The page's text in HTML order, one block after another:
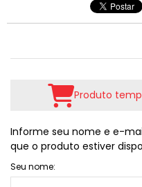
Produto
Informe seu nome e e-
que o produto estiver
Seu nome: